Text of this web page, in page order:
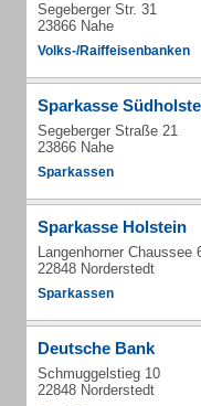
Segeberger Str. 31
23866 Nahe
Volks-/Raiffeisenbanken
Sparkasse
Segeberger Straße 21
23866 Nahe
Sparkassen
Sparkasse Holstein
Langenhorner Chaussee
22848 Norderstedt
Sparkassen
Deutsche Bank
Schmuggelstieg 10
22848 Norderstedt